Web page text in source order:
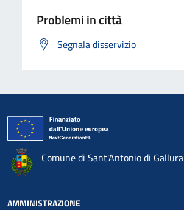
Problemi in città
Segnala disservizio
Comune di Sant'Antonio di Gallura
AMMINISTRAZIONE